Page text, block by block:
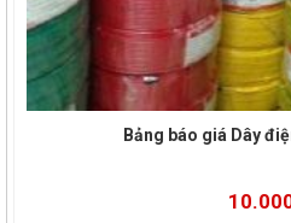
Bảng báo giá Dây